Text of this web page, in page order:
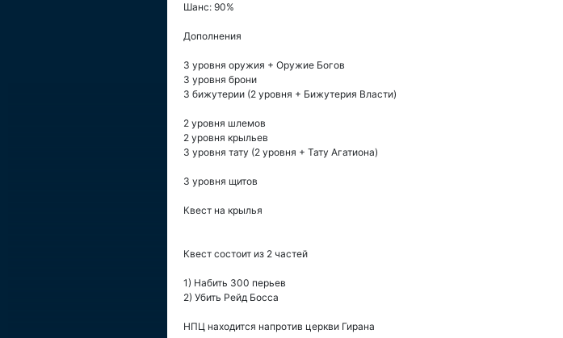
Шанс: 90%
Дополнения
3 уровня оружия + Оружие Богов
3 уровня брони
3 бижутерии (2 уровня + Бижутерия Власти)
2 уровня шлемов
2 уровня крыльев
3 уровня тату (2 уровня + Тату Агатиона)
3 уровня щитов
Квест на крылья
Квест состоит из 2 частей
1) Набить 300 перьев
2) Убить Рейд Босса
НПЦ находится напротив церкви Гирана